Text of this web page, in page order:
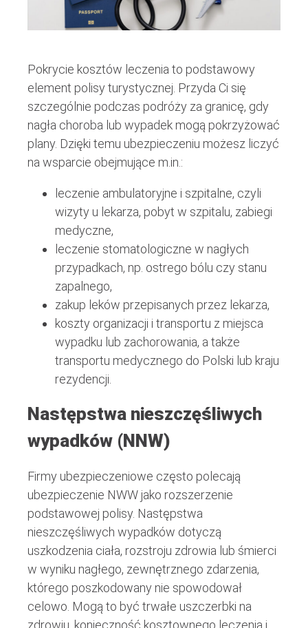
Pokrycie kosztów leczenia to podstawowy
element polisy turystycznej. Przyda Ci się
szczególnie podczas podróży za granicę, gdy
nagła choroba lub wypadek mogą pokrzyżować
plany. Dzięki temu ubezpieczeniu możesz liczyć
na wsparcie obejmujące m.in.:
leczenie ambulatoryjne i szpitalne, czyli
wizyty u lekarza, pobyt w szpitalu, zabiegi
medyczne,
leczenie stomatologiczne w nagłych
przypadkach, np. ostrego bólu czy stanu
zapalnego,
zakup leków przepisanych przez lekarza,
koszty organizacji i transportu z miejsca
wypadku lub zachorowania, a także
transportu medycznego do Polski lub kraju
rezydencji.
Następstwa nieszczęśliwych
wypadków (NNW)
Firmy ubezpieczeniowe często polecają
ubezpieczenie NWW jako rozszerzenie
podstawowej polisy. Następstwa
nieszczęśliwych wypadków dotyczą
uszkodzenia ciała, rozstroju zdrowia lub śmierci
w wyniku nagłego, zewnętrznego zdarzenia,
którego poszkodowany nie spowodował
celowo. Mogą to być trwałe uszczerbki na
zdrowiu, konieczność kosztownego leczenia i